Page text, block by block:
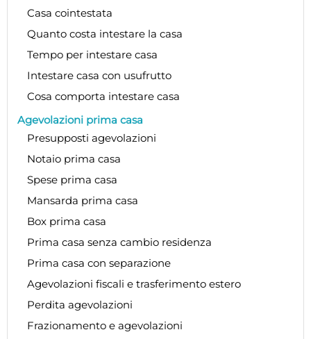
Casa cointestata
Quanto costa intestare la casa
Tempo per intestare casa
Intestare casa con usufrutto
Cosa comporta intestare casa
Agevolazioni prima casa
Presupposti agevolazioni
Notaio prima casa
Spese prima casa
Mansarda prima casa
Box prima casa
Prima casa senza cambio residenza
Prima casa con separazione
Agevolazioni fiscali e trasferimento estero
Perdita agevolazioni
Frazionamento e agevolazioni